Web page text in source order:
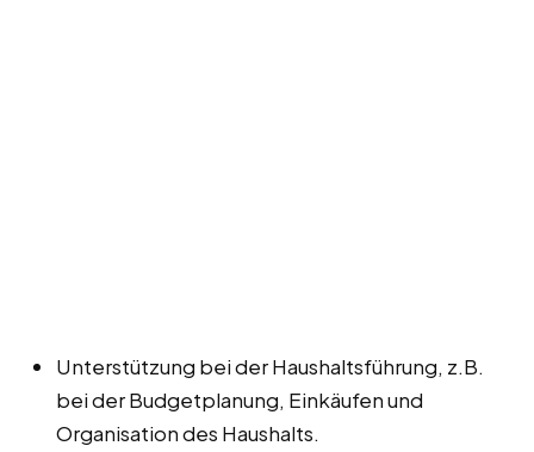
Unterstützung bei der Haushaltsführung, z.B.
bei der Budgetplanung, Einkäufen und
Organisation des Haushalts.